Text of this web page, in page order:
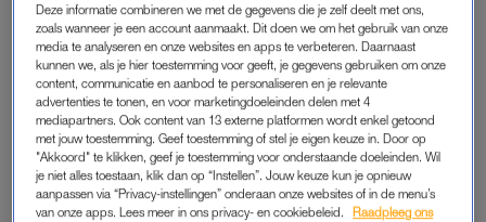
GAS EN ELEKTRICITEIT
Eneco is de eerste grote energieleverancier die zijn klanten
enigszins tegemoet komt na de scherpe daling van de gasprijs
op de internationale markt. Op de Europese handelsbeurs
(TTF) is gas sinds eind augustus met ruim zestig procent
goedkoper geworden.
Deze informatie combineren we met de gegevens die je zelf deelt met ons,
zoals wanneer je een account aanmaakt. Dit doen we om het gebruik van onze
media te analyseren en onze websites en apps te verbeteren. Daarnaast
kunnen we, als je hier toestemming voor geeft, je gegevens gebruiken om onze
content, communicatie en aanbod te personaliseren en je relevante
advertenties te tonen, en voor marketingdoeleinden delen met 4
mediapartners. Ook content van 13 externe platformen wordt enkel getoond
met jouw toestemming. Geef toestemming of stel je eigen keuze in. Door op
"Akkoord" te klikken, geef je toestemming voor onderstaande doeleinden. Wil
je niet alles toestaan, klik dan op “Instellen”. Jouw keuze kun je opnieuw
aanpassen via “Privacy-instellingen” onderaan onze websites of in de menu’s
van onze apps. Lees meer in ons privacy- en cookiebeleid.
Raadpleeg ons